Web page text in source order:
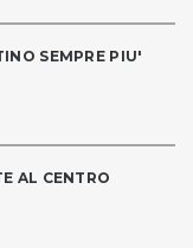
SEMPRE PIU'
AL CENTRO